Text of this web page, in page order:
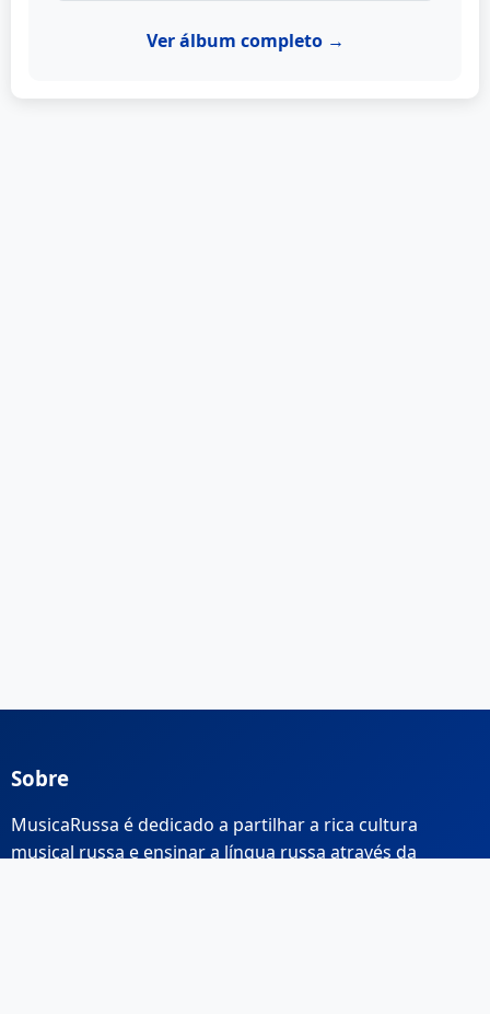
Ver álbum completo →
Sobre
MusicaRussa é dedicado a partilhar a rica cultura
musical russa e ensinar a língua russa através da